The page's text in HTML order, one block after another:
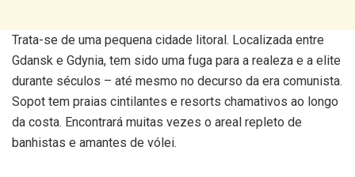
Trata-se de uma pequena cidade litoral. Localizada entre
Gdansk e Gdynia, tem sido uma fuga para a realeza e a elite
durante séculos – até mesmo no decurso da era comunista.
Sopot tem praias cintilantes e resorts chamativos ao longo
da costa. Encontrará muitas vezes o areal repleto de
banhistas e amantes de vólei.